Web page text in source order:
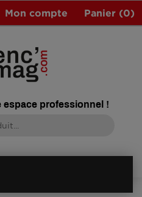
Panier (0)
Mon compte
espace professionnel !